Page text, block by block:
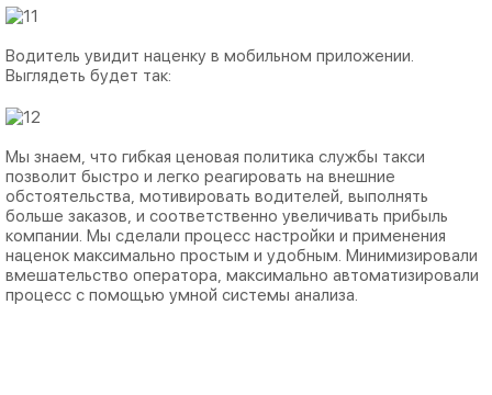
Водитель увидит наценку в мобильном приложении.
Выглядеть будет так:
Мы знаем, что гибкая ценовая политика службы такси
позволит быстро и легко реагировать на внешние
обстоятельства, мотивировать водителей, выполнять
больше заказов, и соответственно увеличивать прибыль
компании. Мы сделали процесс настройки и применения
наценок максимально простым и удобным. Минимизировали
вмешательство оператора, максимально автоматизировали
процесс с помощью умной системы анализа.